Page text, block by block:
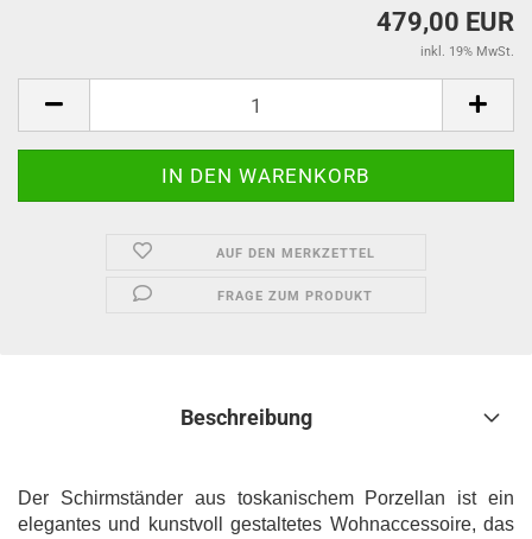
479,00 EUR
inkl. 19% MwSt.
AUF DEN MERKZETTEL
FRAGE ZUM PRODUKT
Beschreibung
Der Schirmständer aus toskanischem Porzellan ist ein
elegantes und kunstvoll gestaltetes Wohnaccessoire, das